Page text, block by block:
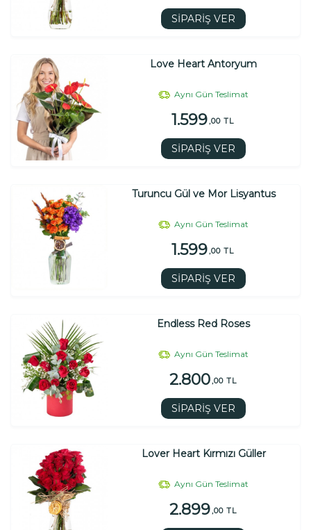
SİPARİŞ VER
Love Heart Antoryum
Aynı Gün Teslimat
1.599 ,00 TL
SİPARİŞ VER
Turuncu Gül ve Mor Lisyantus
Aynı Gün Teslimat
1.599 ,00 TL
SİPARİŞ VER
Endless Red Roses
Aynı Gün Teslimat
2.800 ,00 TL
SİPARİŞ VER
Lover Heart Kırmızı Güller
Aynı Gün Teslimat
2.899 ,00 TL